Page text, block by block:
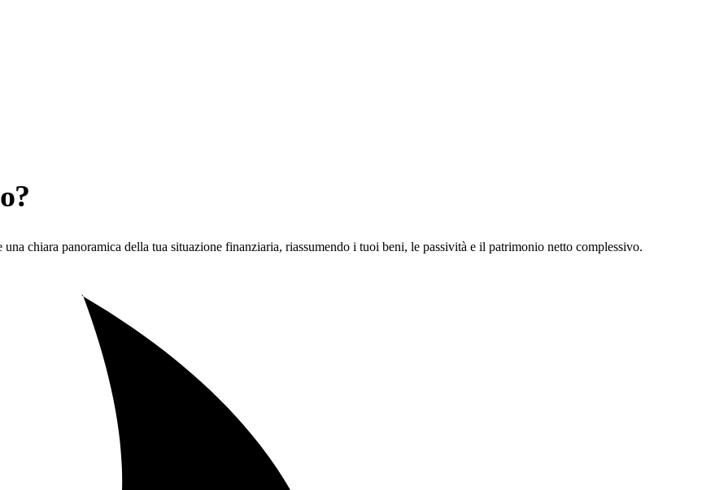
una chiara panoramica della tua situazione finanziaria, riassumendo i tuoi beni, le passività e il patrimonio netto complessivo.